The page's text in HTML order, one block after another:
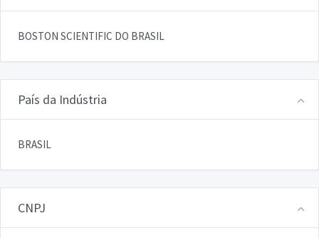
BOSTON SCIENTIFIC DO BRASIL
País da Indústria
BRASIL
CNPJ